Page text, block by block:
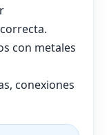
con metales
conexiones